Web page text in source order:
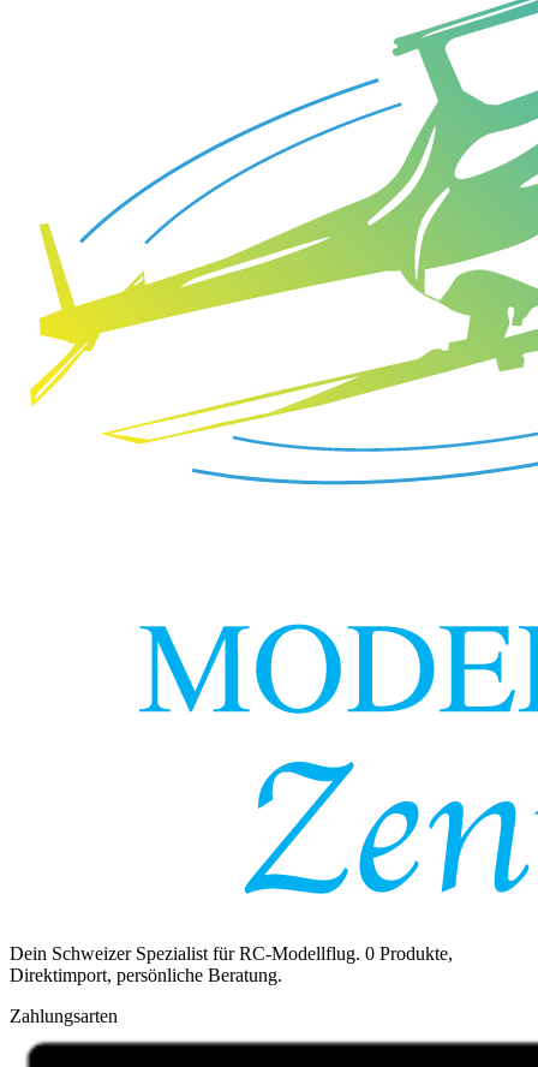
Dein Schweizer Spezialist für RC-Modellflug. 0 Produkte,
Direktimport, persönliche Beratung.
Zahlungsarten